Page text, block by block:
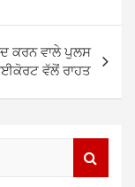
ਕਰਨ ਵਾਲੇ ਪੁਲਸ
ਵੱਲੋਂ ਰਾਹਤ